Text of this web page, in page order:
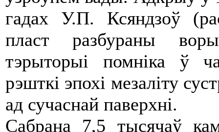
гадах У.П. Ксяндзоў
пласт разбураны
тэрыторыі помніка ў
рэшткі эпохі мезаліту
ад сучаснай паверхні.
Сабрана 7,5 тысячаў